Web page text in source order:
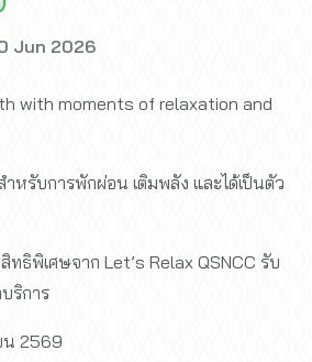
Jun 2026
with moments of relaxation and
หรับการพักผ่อน เติมพลัง และได้เป็นตัว
ธิพิเศษจาก Let’s Relax QSNCC รับ
ริการ
น 2569